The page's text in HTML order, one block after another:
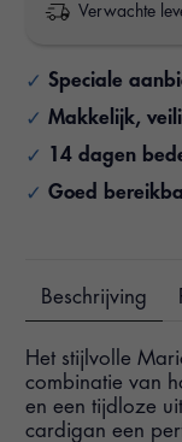
Verwachte
Speciale
Makkelijk,
14 dagen
Goed
Beschrijving
Het stijlvolle
combinatie van
en een tijdloze
cardigan een